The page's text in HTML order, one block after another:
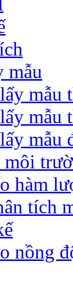
mẫu
mẫu
mẫu
mẫu
môi
hàm
tích
nồng